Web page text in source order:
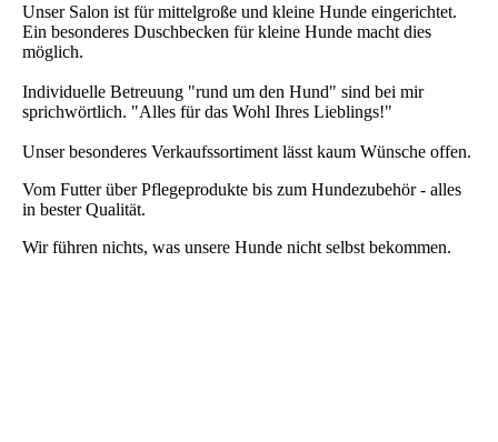
Unser Salon ist für mittelgroße und kleine Hunde eingerichtet.
Ein besonderes Duschbecken für kleine Hunde macht dies
möglich.
Individuelle Betreuung "rund um den Hund" sind bei mir
sprichwörtlich. "Alles für das Wohl Ihres Lieblings!"
Unser besonderes Verkaufssortiment lässt kaum Wünsche offen.
Vom Futter über Pflegeprodukte bis zum Hundezubehör - alles
in bester Qualität.
Wir führen nichts, was unsere Hunde nicht selbst bekommen.